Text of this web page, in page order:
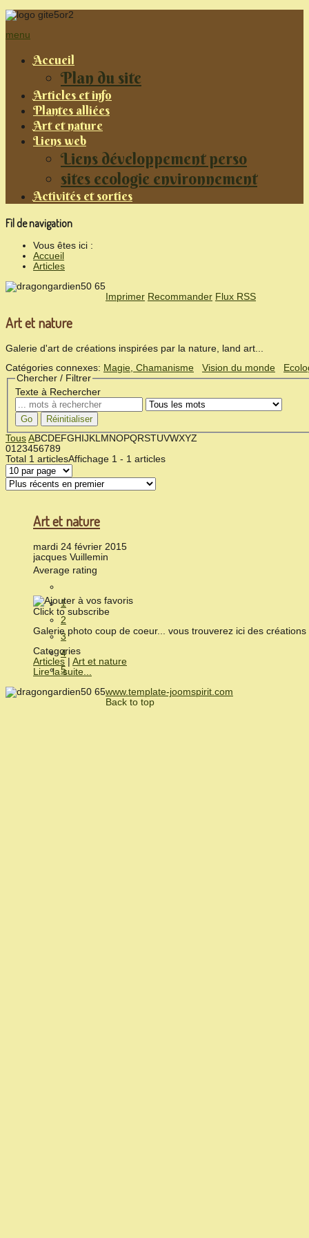
menu
Accueil
Plan du site
Articles et info
Plantes alliées
Art et nature
Liens web
Liens développement perso
sites ecologie environnement
Activités et sorties
Fil de navigation
Vous êtes ici :
Accueil
Articles
Imprimer Recommander Flux RSS
Art et nature
Galerie d'art de créations inspirées par la nature, land art...
Catégories connexes: Magie, Chamanisme Vision du monde
Chercher / Filtrer
Texte à Rechercher
Go
Réinitialiser
Tous ABCDEFG H J KLM NOPQRSTUVWXYZ
0123456789
Total 1 articlesAffichage 1 - 1 articles
Art et nature
mardi 24 février 2015
jacques Vuillemin
Average rating
1
2
3
4
5
Click to subscribe
Galerie photo coup de coeur... vous trouverez ici des
Categories
Articles
Art et nature
Lire la suite...
www.template-joomspirit.com
Back to top